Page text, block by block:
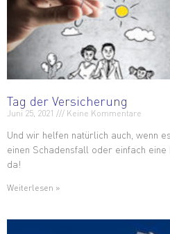
Tag der Versicherung
Juni 25, 2021 Keine Kommentare
Und wir helfen natürlich auch, wenn
einen Schadensfall oder einfach
da!
Weiterlesen »